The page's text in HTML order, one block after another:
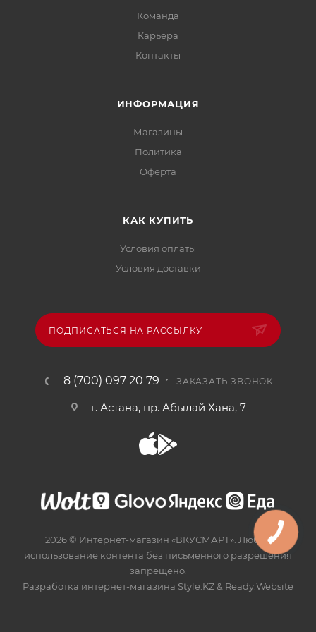
Команда
Карьера
Контакты
ИНФОРМАЦИЯ
Магазины
Политика
Офертa
КАК КУПИТЬ
Условия оплаты
Условия доставки
ПОДПИСАТЬСЯ НА РАССЫЛКУ
8 (700) 097 20 79 ЗАКАЗАТЬ ЗВОНОК
г. Астана, пр. Абылай Хана, 7
2026 © Интернет-магазин «ВКУСМАРТ». Любое
использование контента без письменного разрешения
запрещено.
Разработка интернет-магазина Style.KZ& Ready.Website